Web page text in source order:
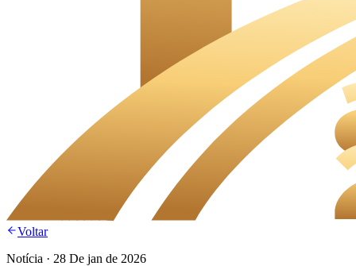
Voltar
Notícia · 28 De jan de 2026